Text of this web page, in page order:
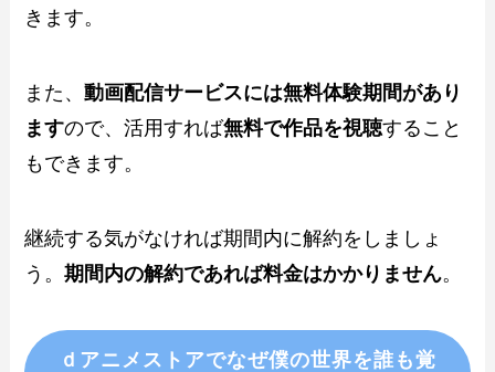
きます。
また、動画配信サービスには無料体験期間があり
ますので、活用すれば無料で作品を視聴すること
もできます。
継続する気がなければ期間内に解約をしましょ
う。期間内の解約であれば料金はかかりません。
ｄアニメストアでなぜ僕の世界を誰も覚